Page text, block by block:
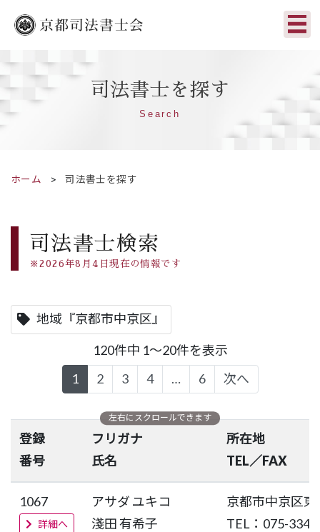
司法書士を探す
Search
ホーム 司法書士を探す
司法書士検索
※2026年8月4日現在の情報です
地域『京都市中京区』
120件中 1～20件を表示
1 2 3 4 … 6 次へ
登録
番号
フリガナ
氏名
所在地
TEL／FAX
1067
詳細へ
アサダ ユキコ
淺田 有希子
京都市中京区
TEL：075-334-